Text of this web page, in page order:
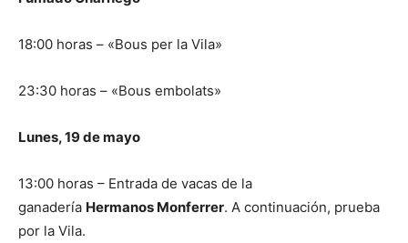
18:00 horas – «Bous per la Vila»
23:30 horas – «Bous embolats»
Lunes, 19 de mayo
13:00 horas – Entrada de vacas de la
ganadería Hermanos Monferrer. A continuación, prueba
por la Vila.